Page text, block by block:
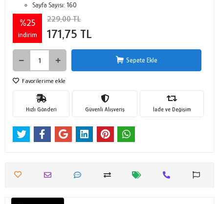
Sayfa Sayısı: 160
%25
indirim
229,00 TL
171,75 TL
Sepete Ekle
Favorilerime ekle
Hızlı Gönderi Güvenli Alışveriş İade ve Değişim